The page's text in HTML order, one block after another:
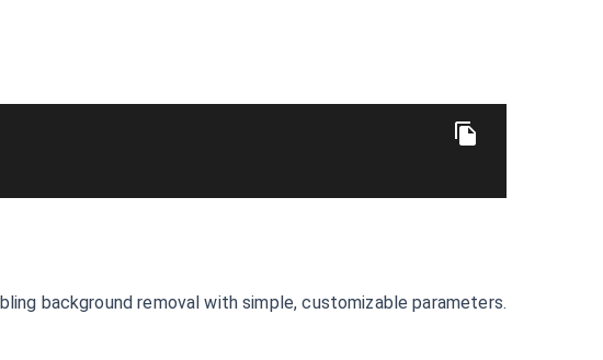
background removal with simple, customizable parameters.